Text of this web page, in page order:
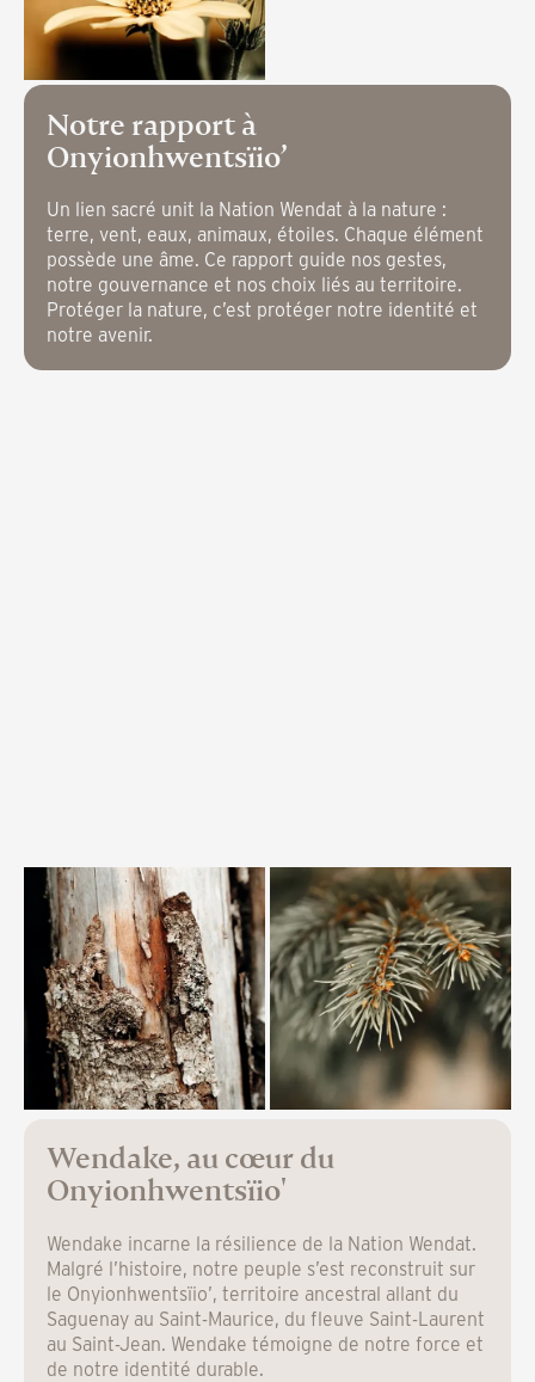
Notre rapport à
Onyionhwentsïio’
Un lien sacré unit la Nation Wendat à la nature :
terre, vent, eaux, animaux, étoiles. Chaque élément
possède une âme. Ce rapport guide nos gestes,
notre gouvernance et nos choix liés au territoire.
Protéger la nature, c’est protéger notre identité et
notre avenir.
Wendake, au cœur du
Onyionhwentsïio'
Wendake incarne la résilience de la Nation Wendat.
Malgré l’histoire, notre peuple s’est reconstruit sur
le Onyionhwentsïio’, territoire ancestral allant du
Saguenay au Saint-Maurice, du fleuve Saint-Laurent
au Saint-Jean. Wendake témoigne de notre force et
de notre identité durable.